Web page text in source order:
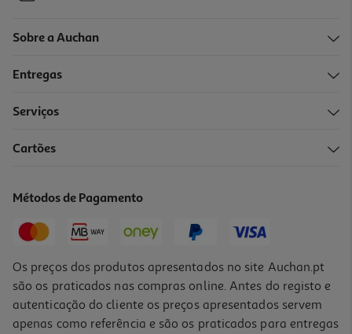
Sobre a Auchan
Entregas
Serviços
Cartões
Métodos de Pagamento
Os preços dos produtos apresentados no site Auchan.pt
são os praticados nas compras online. Antes do registo e
autenticação do cliente os preços apresentados servem
apenas como referência e são os praticados para entregas